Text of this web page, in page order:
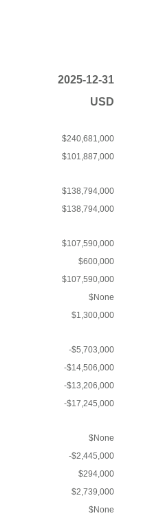
2025-12-31
USD
$240,681,000
$101,887,000
$138,794,000
$138,794,000
$107,590,000
$600,000
$107,590,000
$None
$1,300,000
-$5,703,000
-$14,506,000
-$13,206,000
-$17,245,000
$None
-$2,445,000
$294,000
$2,739,000
$None